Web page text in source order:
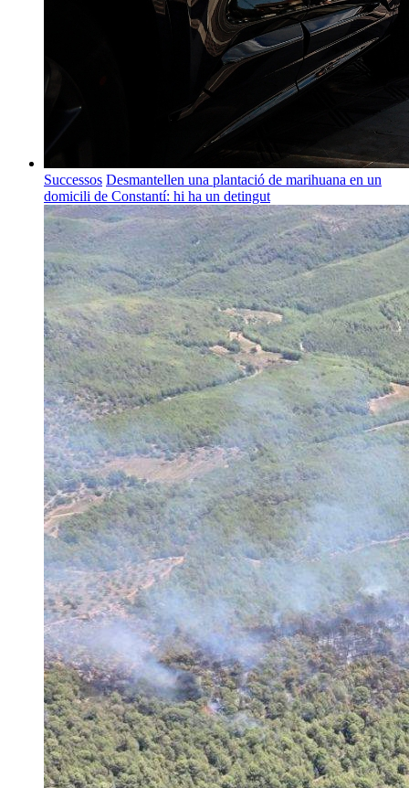
Successos Desmantellen una plantació de marihuana en un
domicili de Constantí: hi ha un detingut